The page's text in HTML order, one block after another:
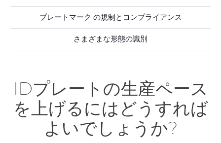
プレートマーク の規制とコンプライアンス
さまざまな形態の識別
IDプレートの生産ペース
を上げるにはどうすれば
よいでしょうか?